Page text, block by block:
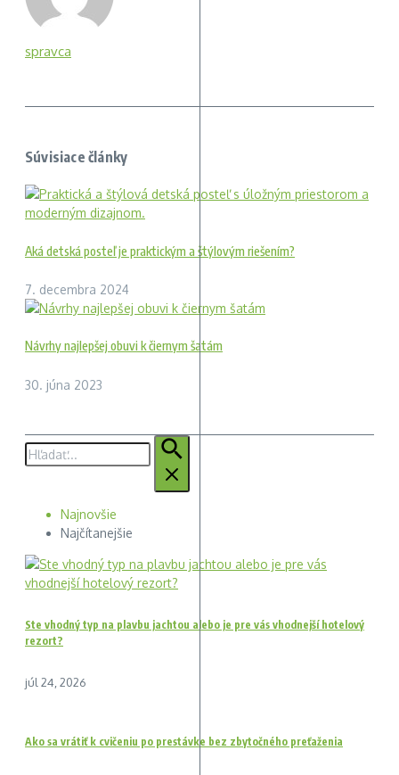
spravca
Súvisiace články
Aká detská posteľ je praktickým a štýlovým riešením?
7. decembra 2024
Návrhy najlepšej obuvi k čiernym šatám
30. júna 2023
Hľadať:
Najnovšie
Najčítanejšie
Ste vhodný typ na plavbu jachtou alebo je pre vás vhodnejší hotelový
rezort?
júl 24, 2026
Ako sa vrátiť k cvičeniu po prestávke bez zbytočného preťaženia